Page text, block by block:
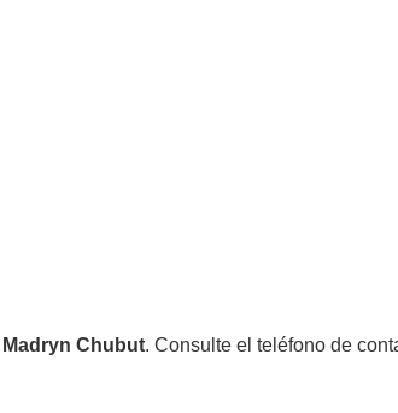
Chubut. Consulte el teléfono de